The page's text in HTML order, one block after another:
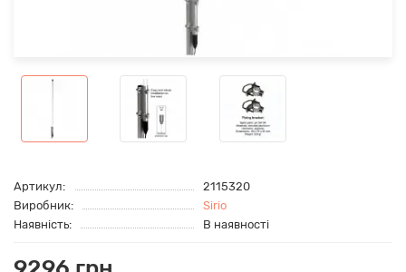
Артикул:
2115320
Виробник:
Sirio
Наявність:
В наявності